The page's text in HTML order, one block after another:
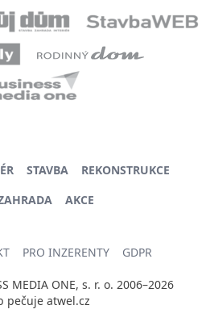
STAVBA
REKONSTRUKCE
AKCE
PRO INZERENTY GDPR
MEDIA ONE, s. r. o. 2006–2026